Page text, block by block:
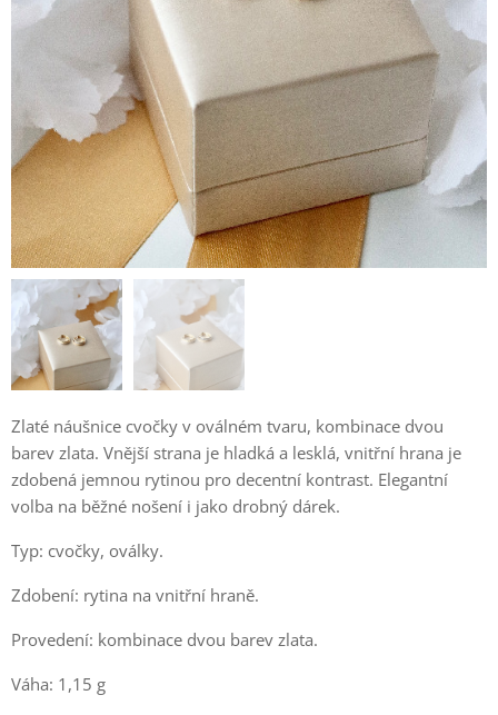
Zlaté náušnice cvočky v oválném tvaru, kombinace dvou
barev zlata. Vnější strana je hladká a lesklá, vnitřní hrana je
zdobená jemnou rytinou pro decentní kontrast. Elegantní
volba na běžné nošení i jako drobný dárek.
Typ: cvočky, oválky.
Zdobení: rytina na vnitřní hraně.
Provedení: kombinace dvou barev zlata.
Váha: 1,15 g